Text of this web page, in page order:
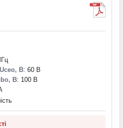
В: 60 В
В: 100 В